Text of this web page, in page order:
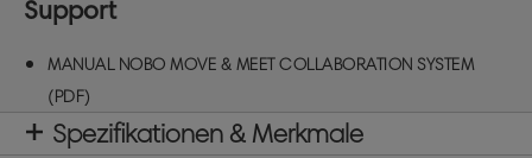
Support
MANUAL NOBO MOVE & MEET COLLABORATION SYSTEM
(PDF)
Spezifikationen & Merkmale